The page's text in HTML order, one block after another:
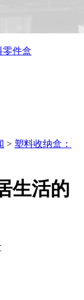
零件盒
> 塑料收纳盒：
生活的